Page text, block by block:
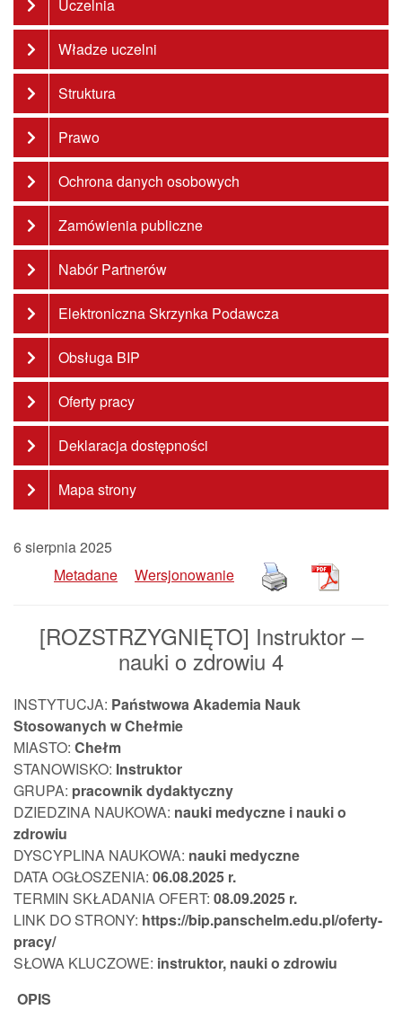
Uczelnia
Władze uczelni
Struktura
Prawo
Ochrona danych osobowych
Zamówienia publiczne
Nabór Partnerów
Elektroniczna Skrzynka Podawcza
Obsługa BIP
Oferty pracy
Deklaracja dostępności
Mapa strony
6 sierpnia 2025
Metadane
Wersjonowanie
[ROZSTRZYGNIĘTO] Instruktor –
nauki o zdrowiu 4
INSTYTUCJA: Państwowa Akademia Nauk
Stosowanych w Chełmie
MIASTO: Chełm
STANOWISKO: Instruktor
GRUPA: pracownikdydaktyczny
DZIEDZINA NAUKOWA: nauki medyczne i nauki o
zdrowiu
DYSCYPLINA NAUKOWA: nauki medyczne
DATA OGŁOSZENIA: 06.08.2025 r.
TERMIN SKŁADANIA OFERT: 08.09.2025 r.
LINK DO STRONY: https://bip.panschelm.edu.pl/oferty-
pracy/
SŁOWA KLUCZOWE: instruktor, nauki o zdrowiu
OPIS